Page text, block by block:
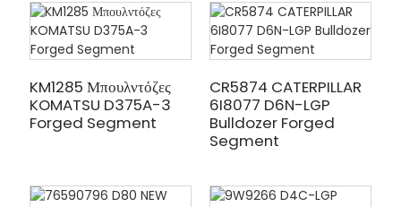
KM1285 Μπουλντόζες
KOMATSU D375A-3
Forged Segment
CR5874 CATERPILLAR
6I8077 D6N-LGP
Bulldozer Forged
Segment